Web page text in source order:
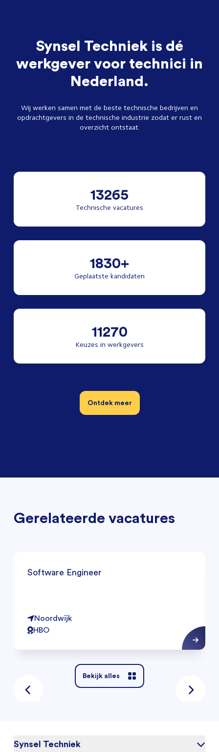
Synsel Techniek is dé
werkgever voor technici in
Nederland.
Wij werken samen met de beste technische bedrijven en
opdrachtgevers in de technische industrie zodat er rust en
overzicht ontstaat.
13265
Technische vacatures
1830+
Geplaatste kandidaten
11270
Keuzes in werkgevers
Ontdek meer
Gerelateerde vacatures
Software Engineer
Noordwijk
HBO
Bekijk alles
Synsel Techniek